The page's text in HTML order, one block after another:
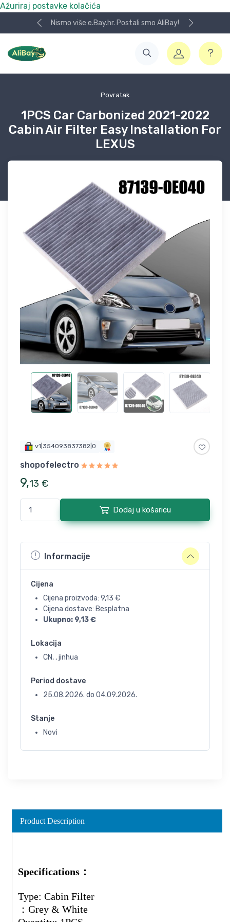
Ažuriraj postavke kolačića
Nismo više e.Bay.hr. Postali smo AliBay!
Povratak
1PCS Car Carbonized 2021-2022
Cabin Air Filter Easy Installation For
LEXUS
v1|354093837382|0
shopofelectro
9,13 €
Dodaj u košaricu
Informacije
Cijena
Cijena proizvoda: 9,13 €
Cijena dostave: Besplatna
Ukupno: 9,13€
Lokacija
CN, , jinhua
Period dostave
25.08.2026. do 04.09.2026.
Stanje
Novi